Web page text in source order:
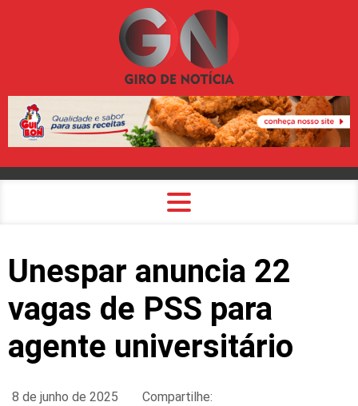
Unespar anuncia 22
vagas de PSS para
agente universitário
8 de junho de 2025 Compartilhe: